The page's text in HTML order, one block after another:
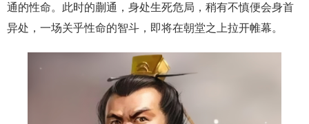
通的性命。此时的蒯通，身处生死危局，稍有不慎便会身首
异处，一场关乎性命的智斗，即将在朝堂之上拉开帷幕。